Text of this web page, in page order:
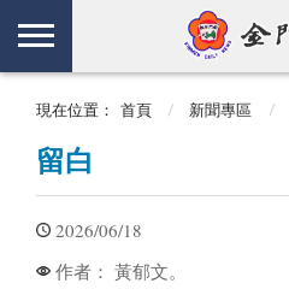
現在位置： 首頁 新聞專區
留白
2026/06/18
作者： 黃郁文。